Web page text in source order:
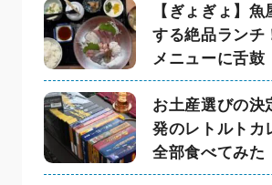
【ぎょぎょ】
する絶品ランチ
メニューに舌鼓
お土産選びの決
発のレトルトカ
全部食べてみた